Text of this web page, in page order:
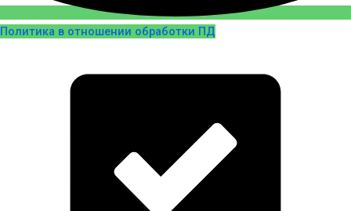
Политика в отношении обработки ПД